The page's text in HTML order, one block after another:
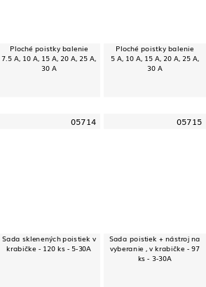
Ploché poistky balenie
7.5 A, 10 A, 15 A, 20 A, 25 A,
30 A
Ploché poistky balenie
5 A, 10 A, 15 A, 20 A, 25 A,
30 A
05714
Sada sklenených poistiek v
krabičke - 120 ks - 5-30A
05715
Sada poistiek + nástroj na
vyberanie , v krabičke - 97
ks - 3-30A